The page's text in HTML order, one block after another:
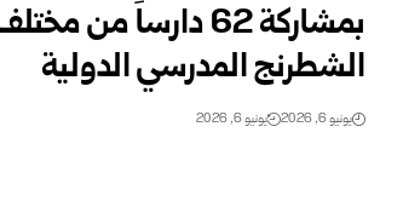
بمشاركة 62 دارساً
الشطرنج المدرسي ‏الدولية ‏
يونيو 6, 2026 يونيو 6, 2026